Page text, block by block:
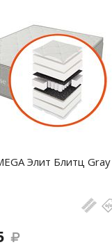
Элит Блитц Gray